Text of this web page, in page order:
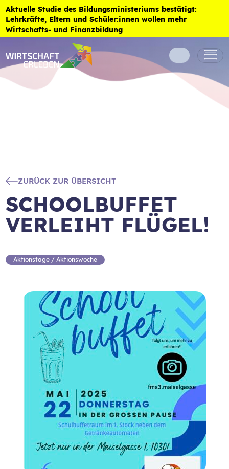
Zum Inhalt der Seite springen
Aktuelle Studie des Bildungsministeriums bestätigt:
Lehrkräfte, Eltern und Schüler:innen wollen mehr
Wirtschafts- und Finanzbildung
ZURÜCK ZUR ÜBERSICHT
SCHOOLBUFFET
VERLEIHT FLÜGEL!
Aktionstage / Aktionswoche